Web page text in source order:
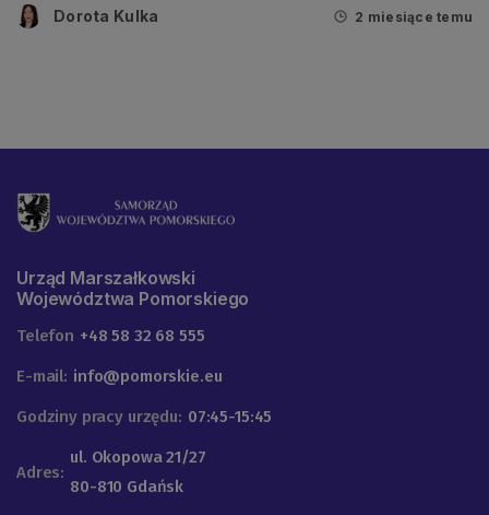
Dorota Kulka 2 miesiące temu
Urząd Marszałkowski
Województwa Pomorskiego
Telefon +48 58 32 68 555
E-mail: info@pomorskie.eu
Godziny pracy urzędu: 07:45-15:45
Adres:
ul. Okopowa 21/27
80-810 Gdańsk